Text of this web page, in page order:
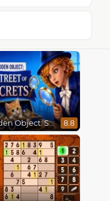
Hidden Object: Street Of Secrets 8.8